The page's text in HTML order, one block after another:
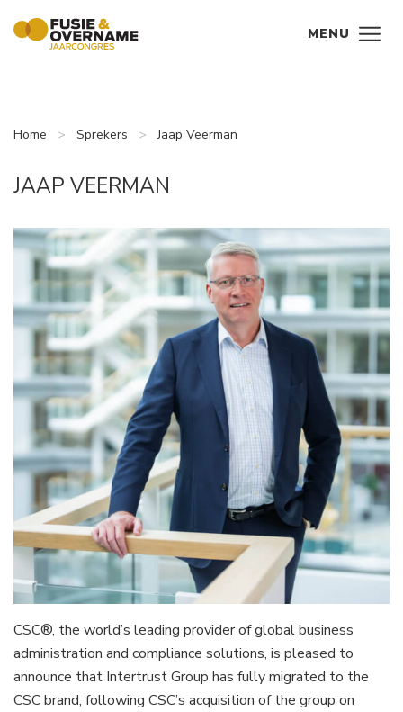
MENU
Home Sprekers Jaap Veerman
JAAP VEERMAN
CSC®, the world’s leading provider of global business
administration and compliance solutions, is pleased to
announce that Intertrust Group has fully migrated to the
CSC brand, following CSC’s acquisition of the group on